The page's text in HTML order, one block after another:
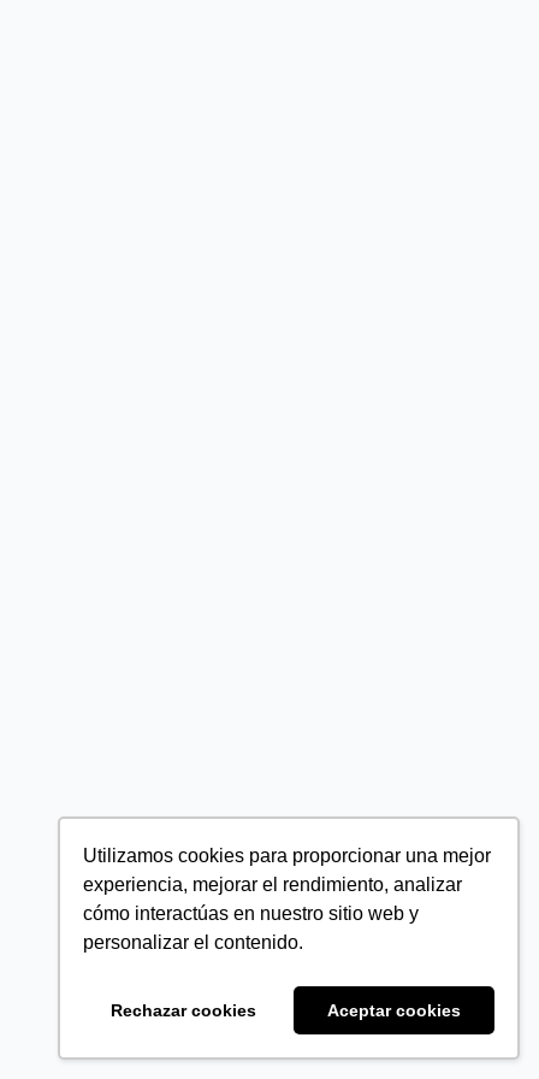
Utilizamos cookies para proporcionar una mejor
experiencia, mejorar el rendimiento, analizar
cómo interactúas en nuestro sitio web y
personalizar el contenido.
Rechazar cookies Aceptar cookies